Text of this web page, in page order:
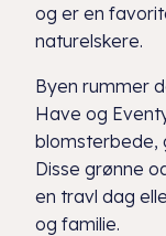
og er en
naturelskere.
Byen rummer
Have og
blomsterbede,
Disse grønne
en travl dag
og familie.